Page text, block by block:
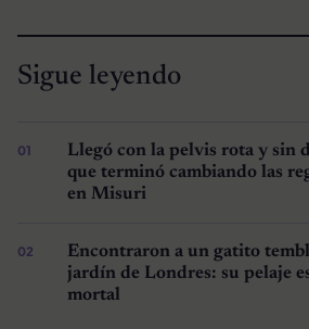
Sigue leyendo
Llegó con la pelvis rota y sin
que terminó cambiando las
en Misuri
Encontraron a un gatito
jardín de Londres: su pelaje
mortal